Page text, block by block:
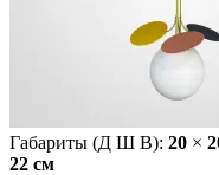
Габариты (Д Ш В): 20 ×
22 cм